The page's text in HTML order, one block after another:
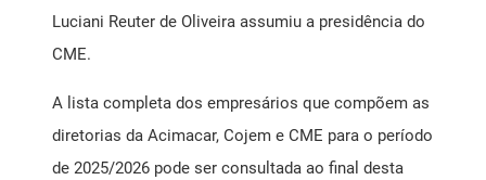
Luciani Reuter de Oliveira assumiu a presidência do
CME.
A lista completa dos empresários que compõem as
diretorias da Acimacar, Cojem e CME para o período
de 2025/2026 pode ser consultada ao final desta